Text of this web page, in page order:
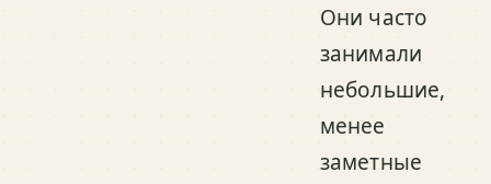
Они часто
занимали
небольшие,
менее
заметные